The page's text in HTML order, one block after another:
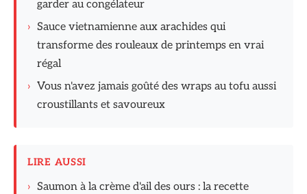
garder au congélateur
› Sauce vietnamienne aux arachides qui
transforme des rouleaux de printemps en vrai
régal
› Vous n'avez jamais goûté des wraps au tofu aussi
croustillants et savoureux
LIRE AUSSI
› Saumon à la crème d'ail des ours : la recette